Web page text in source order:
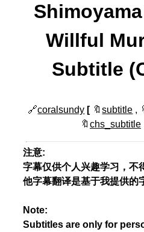
Willful
Subtitle
🔗coralsundy [🔖subtitle ,
🔖 chs_subtitle
注意:
字幕仅供个人兴趣学习，不
他字幕翻译是基于我提供的
Note:
Subtitles are only for